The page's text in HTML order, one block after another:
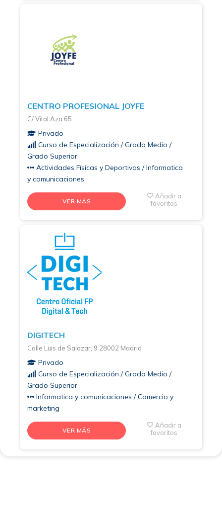
CENTRO PROFESIONAL JOYFE
C/ Vital Aza 65
Privado
Curso de Especialización / Grado Medio /
Grado Superior
Actividades Físicas y Deportivas / Informatica
y comunicaciones
VER MÁS
Añadir a
favoritos
DIGITECH
Calle Luis de Salazar, 9 28002 Madrid
Privado
Curso de Especialización / Grado Medio /
Grado Superior
Informatica y comunicaciones / Comercio y
marketing
VER MÁS
Añadir a
favoritos